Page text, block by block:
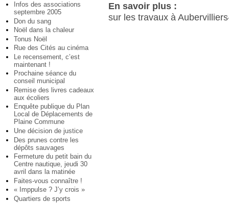
Infos des associations
septembre 2005
Don du sang
Noël dans la chaleur
Tonus Noël
Rue des Cités au cinéma
Le recensement, c’est
maintenant !
Prochaine séance du
conseil municipal
Remise des livres cadeaux
aux écoliers
Enquête publique du Plan
Local de Déplacements de
Plaine Commune
Une décision de justice
Des prunes contre les
dépôts sauvages
Fermeture du petit bain du
Centre nautique, jeudi 30
avril dans la matinée
Faites-vous connaître !
« Imppulse ? J’y crois »
Quartiers de sports
En savoir plus :
sur les travaux à